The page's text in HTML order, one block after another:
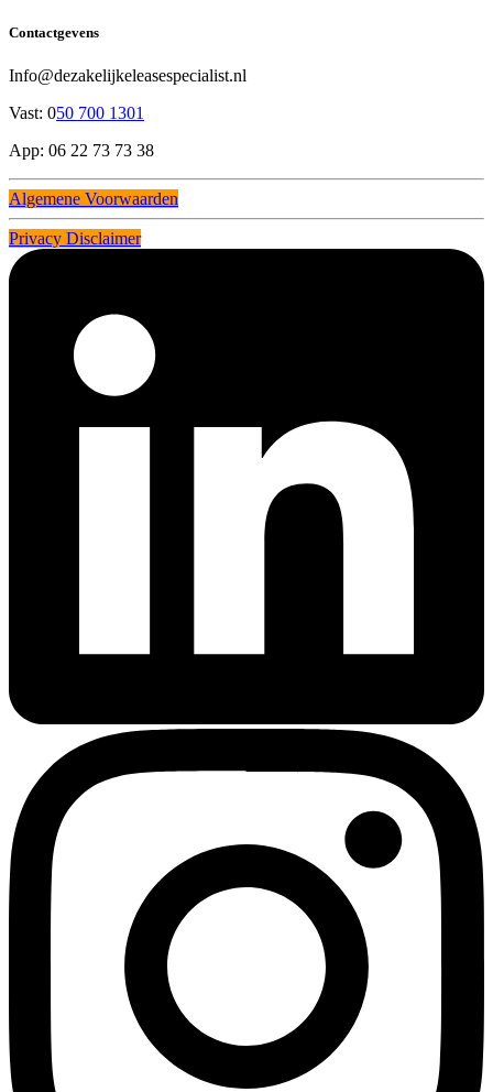
Contactgevens
Info@dezakelijkeleasespecialist.nl
Vast: 050 700 1301
App: 06 22 73 73 38
Algemene Voorwaarden
Privacy Disclaimer